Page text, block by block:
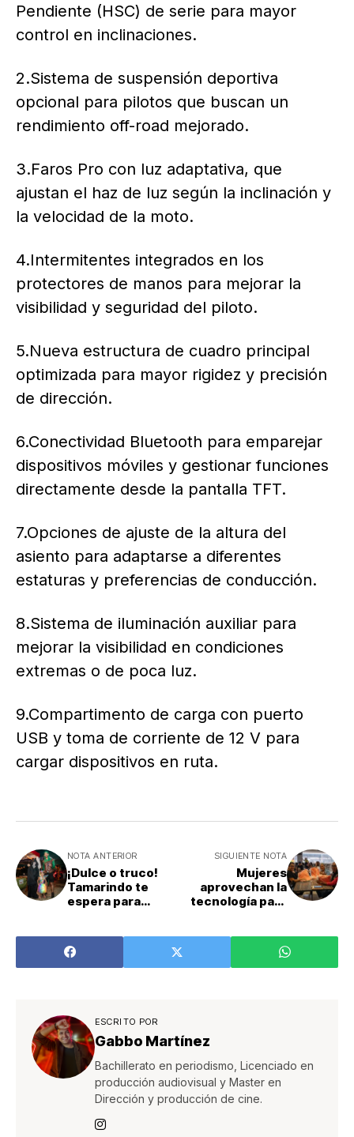
Pendiente (HSC) de serie para mayor
control en inclinaciones.
2.Sistema de suspensión deportiva
opcional para pilotos que buscan un
rendimiento off-road mejorado.
3.Faros Pro con luz adaptativa, que
ajustan el haz de luz según la inclinación y
la velocidad de la moto.
4.Intermitentes integrados en los
protectores de manos para mejorar la
visibilidad y seguridad del piloto.
5.Nueva estructura de cuadro principal
optimizada para mayor rigidez y precisión
de dirección.
6.Conectividad Bluetooth para emparejar
dispositivos móviles y gestionar funciones
directamente desde la pantalla TFT.
7.Opciones de ajuste de la altura del
asiento para adaptarse a diferentes
estaturas y preferencias de conducción.
8.Sistema de iluminación auxiliar para
mejorar la visibilidad en condiciones
extremas o de poca luz.
9.Compartimento de carga con puerto
USB y toma de corriente de 12 V para
cargar dispositivos en ruta.
NOTA ANTERIOR
¡Dulce o truco!
Tamarindo te
espera para
SIGUIENTE NOTA
Mujeres
aprovechan la
tecnología para
ingresos con sus
motocicletas
ESCRITO POR
Gabbo Martínez
Bachillerato en periodismo, Licenciado en
producción audiovisual y Master en
Dirección y producción de cine.